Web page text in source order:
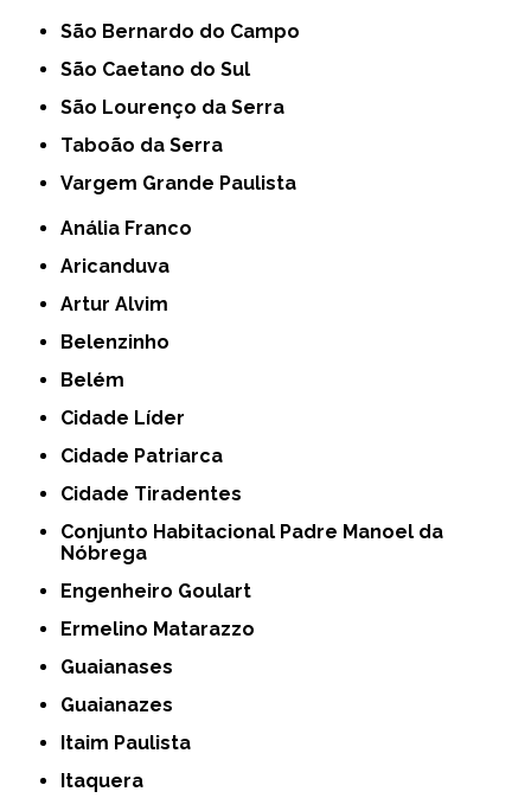
São Bernardo do Campo
São Caetano do Sul
São Lourenço da Serra
Taboão da Serra
Vargem Grande Paulista
Anália Franco
Aricanduva
Artur Alvim
Belenzinho
Belém
Cidade Líder
Cidade Patriarca
Cidade Tiradentes
Conjunto Habitacional Padre Manoel da
Nóbrega
Engenheiro Goulart
Ermelino Matarazzo
Guaianases
Guaianazes
Itaim Paulista
Itaquera